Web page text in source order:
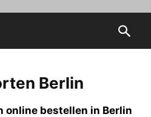
Berlin
online bestellen in Berlin